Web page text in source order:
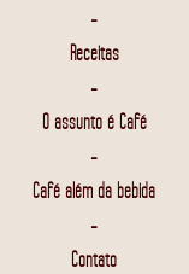
-
Receitas
-
O assunto é Café
-
Café além da bebida
-
Contato